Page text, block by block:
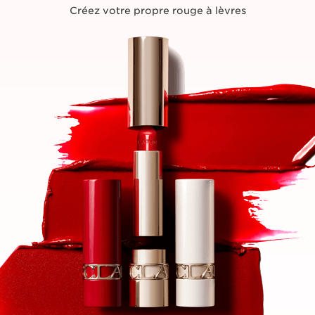
Créez votre propre rouge à lèvres